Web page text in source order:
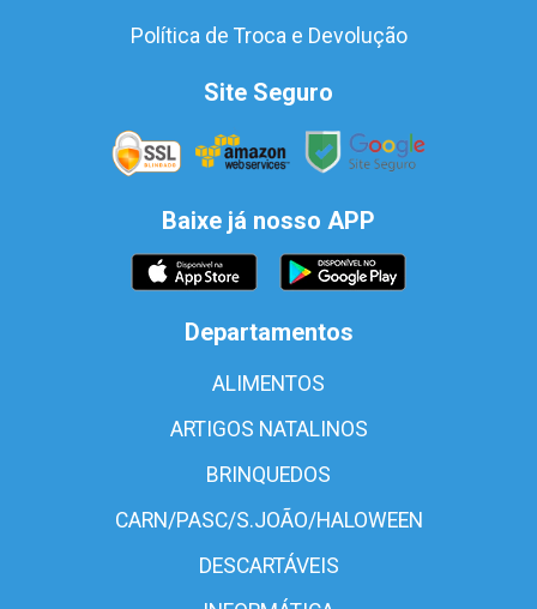
Política de Troca e Devolução
Site Seguro
Baixe já nosso APP
Departamentos
ALIMENTOS
ARTIGOS NATALINOS
BRINQUEDOS
CARN/PASC/S.JOÃO/HALOWEEN
DESCARTÁVEIS